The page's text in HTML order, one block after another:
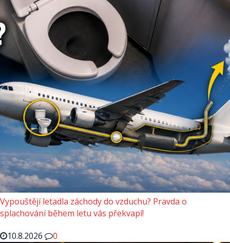
Vypouštějí letadla záchody do vzduchu? Pravda o
splachování během letu vás překvapí!
10.8.2026
0